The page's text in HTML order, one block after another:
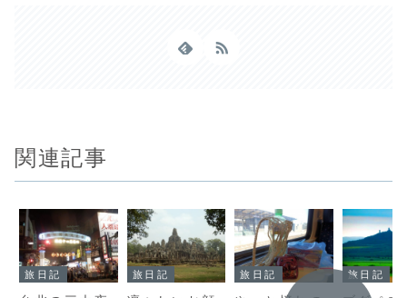
関連記事
旅日記 旅日記 旅日記 旅日記